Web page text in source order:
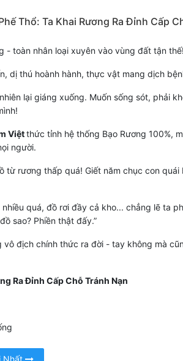
Thổ: Ta Khai Rương Ra Đỉnh Cấp
- toàn nhân loại xuyên vào vùng đất tận thế!
dị thú hoành hành, thực vật mang dịch
lại giáng xuống. Muốn sống sót, phải
Việtthức tỉnh hệ thống Bạo Rương 100%,
người.
từ rương thấp quá! Giết năm chục con quái
quá, đồ rơi đầy cả kho... chẳng lẽ ta
sao? Phiền thật đấy.”
vô địch chính thức ra đời - tay không mà
Ra Đỉnh Cấp Chỗ Tránh Nạn
Nhất